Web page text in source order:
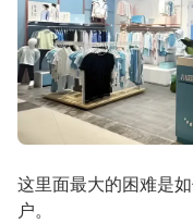
这里面最大的困难是
户。